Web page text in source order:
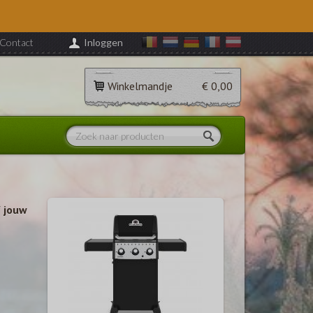
Contact Inloggen
Winkelmandje € 0,00
jouw